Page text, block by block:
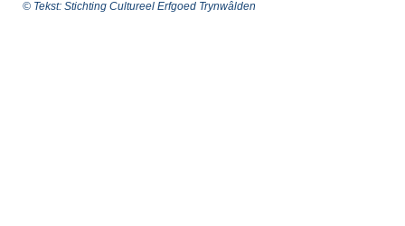
© Tekst: Stichting Cultureel Erfgoed Trynwâlden